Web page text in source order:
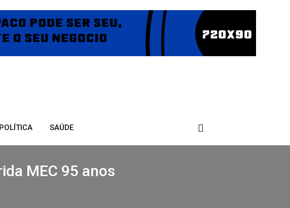
POLÍTICA SAÚDE
MEC 95 anos